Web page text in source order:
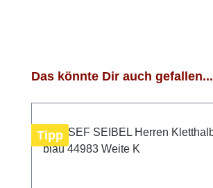
Produktgalerie überspringen
Das könnte Dir auch gefallen...
Tipp